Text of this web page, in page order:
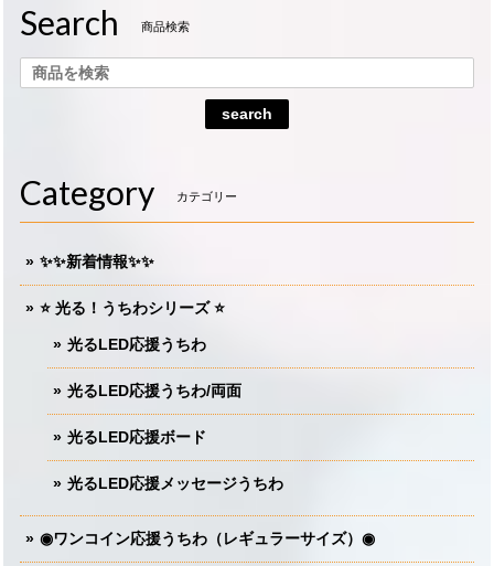
Search 商品検索
search
Category カテゴリー
✨✨新着情報✨✨
⭐️ 光る！うちわシリーズ ⭐️
光るLED応援うちわ
光るLED応援うちわ/両面
光るLED応援ボード
光るLED応援メッセージうちわ
◉ワンコイン応援うちわ（レギュラーサイズ）◉